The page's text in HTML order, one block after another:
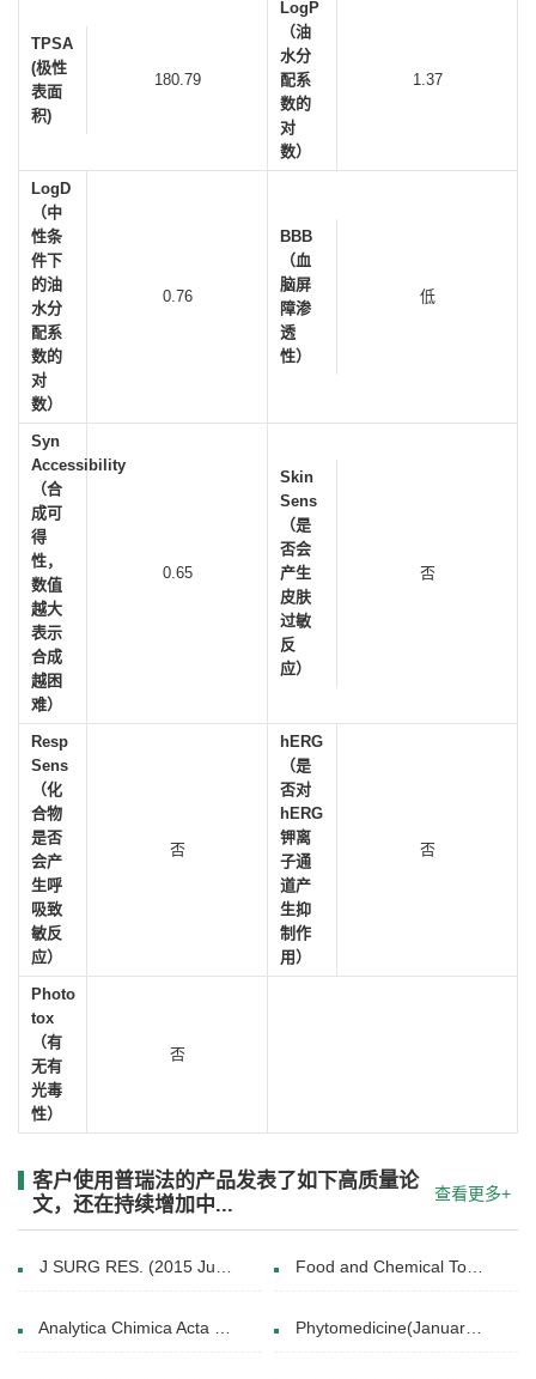
TPSA
(极性
表面
积)
180.79
LogP
（油
水分
配系
数的
对
数）
1.37
LogD
（中
性条
件下
的油
水分
配系
数的
对
数）
0.76
BBB
（血
脑屏
障渗
透
性）
低
Syn
Accessibility
（合
成可
得
性，
数值
越大
表示
合成
越困
难）
0.65
Skin
Sens
（是
否会
产生
皮肤
过敏
反
应）
否
Resp
Sens
（化
合物
是否
会产
生呼
吸致
敏反
应）
否
hERG
（是
否对
hERG
钾离
子通
道产
生抑
制作
用）
否
Photo
tox
（有
无有
光毒
性）
否
客户使用普瑞法的产品发表了如下高质量论
文，还在持续增加中...
查看更多+
J SURG RES. (2015 Jul. ) Food and Chemical Toxicology( March 2013)
Analytica Chimica Acta (18 August 2018) Phytomedicine(January 2022)